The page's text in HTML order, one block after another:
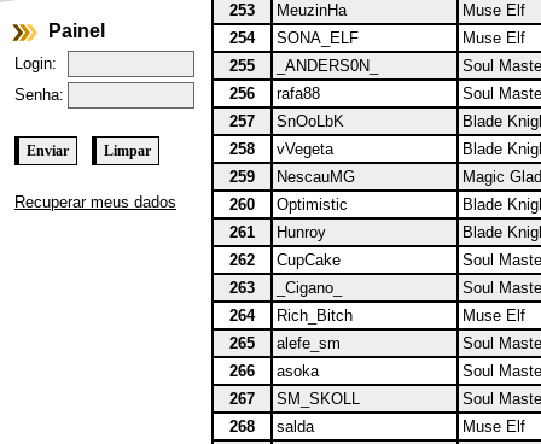
253
MeuzinHa
Muse Elf
254
SONA_ELF
Muse Elf
255
_ANDERS0N_
Soul
256
rafa88
Soul
257
SnOoLbK
Blade
258
vVegeta
Blade
259
NescauMG
Magic
260
Optimistic
Blade
261
Hunroy
Blade
262
CupCake
Soul
263
_Cigano_
Soul
264
Rich_Bitch
Muse Elf
265
alefe_sm
Soul
266
asoka
Soul
267
SM_SKOLL
Soul
268
salda
Muse Elf
Painel
Login:
Senha:
Recuperar meus dados